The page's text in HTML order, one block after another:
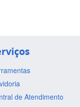
de Atendimento